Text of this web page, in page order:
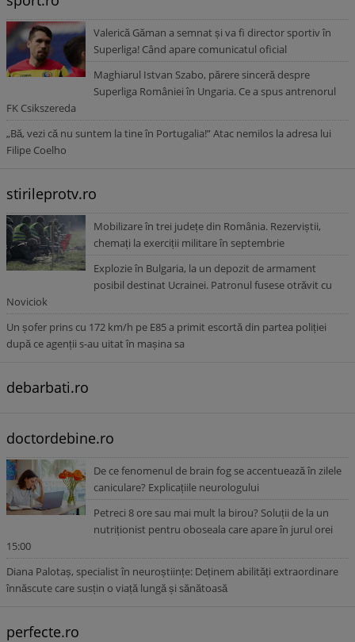
Valerică Găman a semnat și va fi director sportiv în
Superliga! Când apare comunicatul oficial
Maghiarul Istvan Szabo, părere sinceră despre
Superliga României în Ungaria. Ce a spus antrenorul
FK Csikszereda
„Bă, vezi că nu suntem la tine în Portugalia!” Atac nemilos la adresa lui
Filipe Coelho
stirileprotv.ro
Mobilizare în trei județe din România. Rezerviștii,
chemați la exerciții militare în septembrie
Explozie în Bulgaria, la un depozit de armament
posibil destinat Ucrainei. Patronul fusese otrăvit cu
Noviciok
Un șofer prins cu 172 km/h pe E85 a primit escortă din partea poliției
după ce agenții s-au uitat în mașina sa
debarbati.ro
doctordebine.ro
De ce fenomenul de brain fog se accentuează în zilele
caniculare? Explicațiile neurologului
Petreci 8 ore sau mai mult la birou? Soluții de la un
nutriționist pentru oboseala care apare în jurul orei
15:00
Diana Palotaș, specialist în neuroștiințe: Deținem abilități extraordinare
înnăscute care susțin o viață lungă și sănătoasă
perfecte.ro